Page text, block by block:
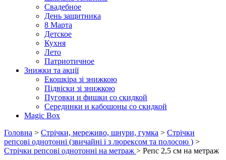
Свадебное
День защитника
8 Марта
Детское
Кухня
Лето
Патриотичное
Знижки та акції
Екошкіра зі знижкою
Підвіски зі знижкою
Пуговки и фишки со скидкой
Серединки и кабошоны со скидкой
Magic Box
Головна > Стрічки, мереживо, шнури, гумка > Стрічки
репсові однотонні (звичайні і з люрексом та полосою ) >
Стрічки репсові однотонні на метраж > Репс 2,5 см на метраж